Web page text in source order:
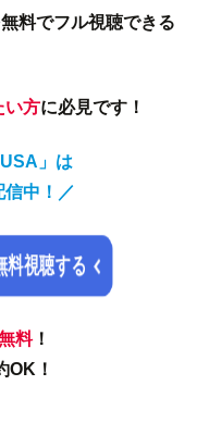
料でフル視聴できる
い方に必見です！
」は
信中！／
料視聴する
料！
OK！